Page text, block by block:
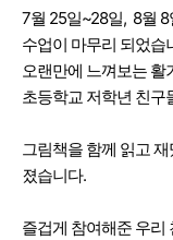
7월 25일~28일, 8월 8
수업이 마무리 되었습
오랜만에 느껴보는 활
초등학교 저학년 친구
그림책을 함께 읽고재
졌습니다.
즐겁게 참여해준 우리